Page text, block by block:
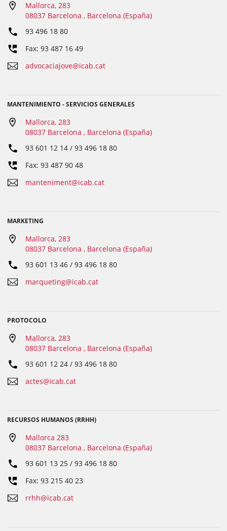
Mallorca, 283
08037 Barcelona , Barcelona (España)
93 496 18 80
Fax: 93 487 16 49
advocaciajove@icab.cat
MANTENIMIENTO - SERVICIOS GENERALES
Mallorca, 283
08037 Barcelona , Barcelona (España)
93 601 12 14 / 93 496 18 80
Fax: 93 487 90 48
manteniment@icab.cat
MARKETING
Mallorca, 283
08037 Barcelona , Barcelona (España)
93 601 13 46 / 93 496 18 80
marqueting@icab.cat
PROTOCOLO
Mallorca, 283
08037 Barcelona , Barcelona (España)
93 601 12 24 / 93 496 18 80
actes@icab.cat
RECURSOS HUMANOS (RRHH)
Mallorca 283
08037 Barcelona , Barcelona (España)
93 601 13 25 / 93 496 18 80
Fax: 93 215 40 23
rrhh@icab.cat